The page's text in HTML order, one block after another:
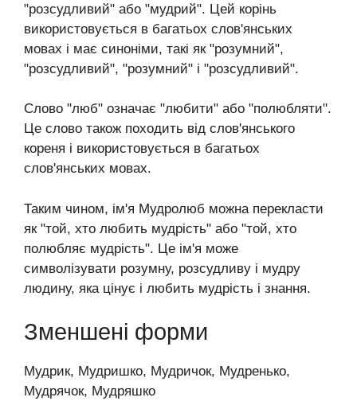
"розсудливий" або "мудрий". Цей корінь
використовується в багатьох слов'янських
мовах і має синоніми, такі як "розумний",
"розсудливий", "розумний" і "розсудливий".
Слово "люб" означає "любити" або "полюбляти".
Це слово також походить від слов'янського
кореня і використовується в багатьох
слов'янських мовах.
Таким чином, ім'я Мудролюб можна перекласти
як "той, хто любить мудрість" або "той, хто
полюбляє мудрість". Це ім'я може
символізувати розумну, розсудливу і мудру
людину, яка цінує і любить мудрість і знання.
Зменшені форми
Мудрик, Мудришко, Мудричок, Мудренько,
Мудрячок, Мудряшко